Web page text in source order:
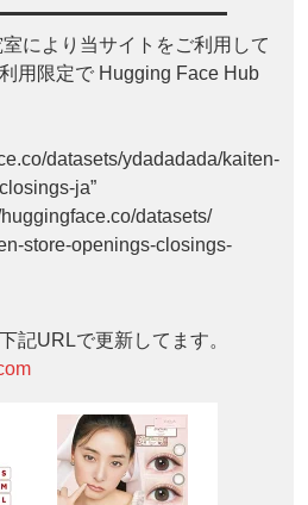
により当サイトをご利用して
用限定で Hugging Face Hub
datasets/ydadadada/kaiten-
ja”
datasets/
store-openings-closings-
記URLで更新してます。